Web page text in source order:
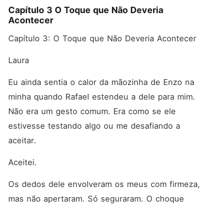
Capítulo 3 O Toque que Não Deveria
Acontecer
Capítulo 3: O Toque que Não Deveria Acontecer
Laura
Eu ainda sentia o calor da mãozinha de Enzo na
minha quando Rafael estendeu a dele para mim.
Não era um gesto comum. Era como se ele
estivesse testando algo ou me desafiando a
aceitar.
Aceitei.
Os dedos dele envolveram os meus com firmeza,
mas não apertaram. Só seguraram. O choque